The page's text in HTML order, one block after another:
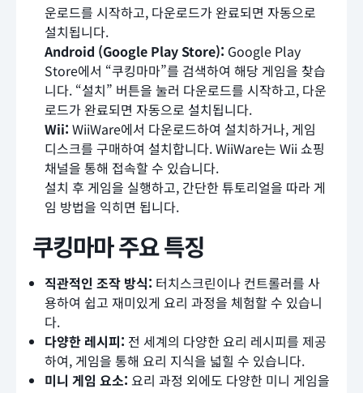
운로드를 시작하고, 다운로드가 완료되면 자동으로
설치됩니다.
Android (Google Play Store): Google Play
Store에서 “쿠킹마마”를 검색하여 해당 게임을 찾습
니다. “설치” 버튼을 눌러 다운로드를 시작하고, 다운
로드가 완료되면 자동으로 설치됩니다.
Wii: WiiWare에서 다운로드하여 설치하거나, 게임
디스크를 구매하여 설치합니다. WiiWare는 Wii 쇼핑
채널을 통해 접속할 수 있습니다.
설치 후 게임을 실행하고, 간단한 튜토리얼을 따라 게
임 방법을 익히면 됩니다.
쿠킹마마 주요 특징
직관적인 조작 방식: 터치스크린이나 컨트롤러를 사
용하여 쉽고 재미있게 요리 과정을 체험할 수 있습니
다.
다양한 레시피: 전 세계의 다양한 요리 레시피를 제공
하여, 게임을 통해 요리 지식을 넓힐 수 있습니다.
미니 게임 요소: 요리 과정 외에도 다양한 미니 게임을